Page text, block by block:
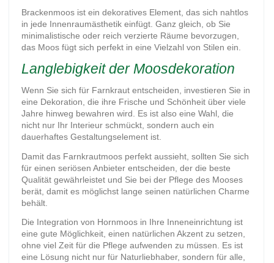
Brackenmoos ist ein dekoratives Element, das sich nahtlos
in jede Innenraumästhetik einfügt. Ganz gleich, ob Sie
minimalistische oder reich verzierte Räume bevorzugen,
das Moos fügt sich perfekt in eine Vielzahl von Stilen ein.
Langlebigkeit der Moosdekoration
Wenn Sie sich für Farnkraut entscheiden, investieren Sie in
eine Dekoration, die ihre Frische und Schönheit über viele
Jahre hinweg bewahren wird. Es ist also eine Wahl, die
nicht nur Ihr Interieur schmückt, sondern auch ein
dauerhaftes Gestaltungselement ist.
Damit das Farnkrautmoos perfekt aussieht, sollten Sie sich
für einen seriösen Anbieter entscheiden, der die beste
Qualität gewährleistet und Sie bei der Pflege des Mooses
berät, damit es möglichst lange seinen natürlichen Charme
behält.
Die Integration von Hornmoos in Ihre Inneneinrichtung ist
eine gute Möglichkeit, einen natürlichen Akzent zu setzen,
ohne viel Zeit für die Pflege aufwenden zu müssen. Es ist
eine Lösung nicht nur für Naturliebhaber, sondern für alle,